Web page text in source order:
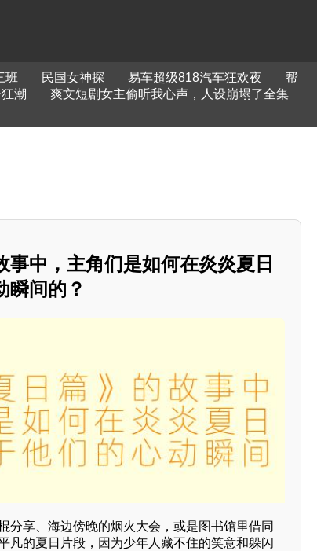
班 民国女神探 易车超级818汽车狂欢夜
帮
潮
爽文短剧女主偷听我心声，人设崩塌了全集
事中，主角们是如何在炎炎夏日
瞬间的？
分享、海边傍晚的烟火大会，或是图书馆里借同
的夏日片段，因为少年人藏不住的笑意和躲闪